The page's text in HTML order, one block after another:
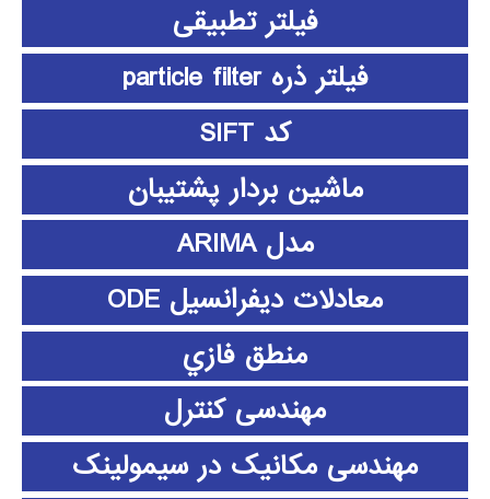
فیلتر تطبیقی
فیلتر ذره particle filter
کد SIFT
ماشین بردار پشتیبان
مدل ARIMA
معادلات دیفرانسیل ODE
منطق فازي
مهندسی کنترل
مهندسی مکانیک در سیمولینک